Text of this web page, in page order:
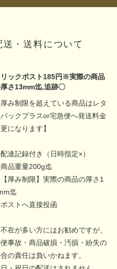
送・送料について
ックポスト185円※実際の商品
さ13mm迄,追跡〇
厚み制限を超えている商品はレタ
ックプラスor宅急便へ発送料金
になります】
達記録付き（日時指定×）
品重量200g迄
厚み制限】実際の商品の厚さ1
迄
ストへ直接投函
在が多い方にはお勧めですが、
事故・商品破損・汚損・紛失の
の責任は負いかねます。